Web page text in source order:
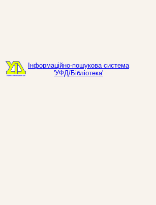
Інформаційно-пошукова система
'УФД/Бібліотека'